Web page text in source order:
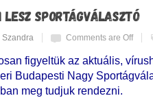
LESZ SPORTÁGVÁLASZTÓ
Szandra Comments are Off
figyeltük az aktuális,
Budapesti Nagy
meg tudjuk rendezni.